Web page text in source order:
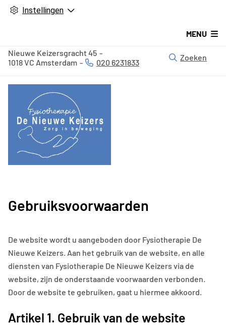
Instellingen
MENU
Nieuwe Keizersgracht 45
1018 VC Amsterdam Tel:
020 6231833
Zoeken
Gebruiksvoorwaarden
De website wordt u aangeboden door Fysiotherapie De
Nieuwe Keizers. Aan het gebruik van de website, en alle
diensten van Fysiotherapie De Nieuwe Keizers via de
website, zijn de onderstaande voorwaarden verbonden.
Door de website te gebruiken, gaat u hiermee akkoord.
Artikel 1. Gebruik van de website